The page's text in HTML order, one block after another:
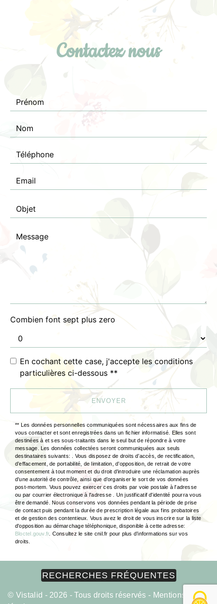
Contactez nous
Combien font sept plus zero
En cochant cette case, j'accepte les conditions
particulières ci-dessous **
ENVOYER
** Les données personnelles communiquées sont nécessaires aux fins de
vous contacter et sont enregistrées dans un fichier informatisé. Elles sont
destinées à et ses sous-traitants dans le seul but de répondre à votre
message. Les données collectées seront communiquées aux seuls
destinataires suivants: . Vous disposez de droits d’accès, de rectification,
d’effacement, de portabilité, de limitation, d’opposition, de retrait de votre
consentement à tout moment et du droit d’introduire une réclamation auprès
d’une autorité de contrôle, ainsi que d’organiser le sort de vos données
post-mortem. Vous pouvez exercer ces droits par voie postale à l'adresse
ou par courrier électronique à l'adresse . Un justificatif d'identité pourra vous
être demandé. Nous conservons vos données pendant la période de prise
de contact puis pendant la durée de prescription légale aux fins probatoires
et de gestion des contentieux. Vous avez le droit de vous inscrire sur la liste
d'opposition au démarchage téléphonique, disponible à cette adresse:
Bloctel.gouv.fr. Consultez le site cnil.fr pour plus d’informations sur vos
droits.
RECHERCHES FRÉQUENTES
© Vistalid - 2026 - Tous droits réservés - Mentions